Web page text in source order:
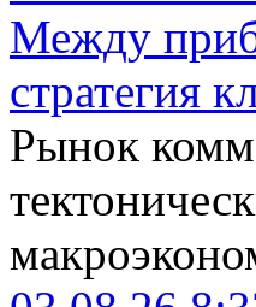
Между
стратегия
Рынок